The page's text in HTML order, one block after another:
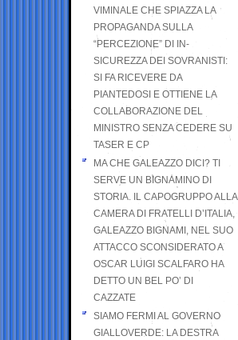
VIMINALE CHE SPIAZZA LA
PROPAGANDA SULLA
“PERCEZIONE” DI IN-
SICUREZZA DEI SOVRANISTI:
SI FA RICEVERE DA
PIANTEDOSI E OTTIENE LA
COLLABORAZIONE DEL
MINISTRO SENZA CEDERE SU
TASER E CP
MA CHE GALEAZZO DICI? TI
SERVE UN BIGNAMINO DI
STORIA. IL CAPOGRUPPO ALLA
CAMERA DI FRATELLI D’ITALIA,
GALEAZZO BIGNAMI, NEL SUO
ATTACCO SCONSIDERATO A
OSCAR LUIGI SCALFARO HA
DETTO UN BEL PO’ DI
CAZZATE
SIAMO FERMI AL GOVERNO
GIALLOVERDE: LA DESTRA